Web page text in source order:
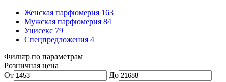
Женская парфюмерия 163
Мужская парфюмерия 84
Унисекс 79
Спецпредложения 4
Фильтр по параметрам
Розничная цена
От
До